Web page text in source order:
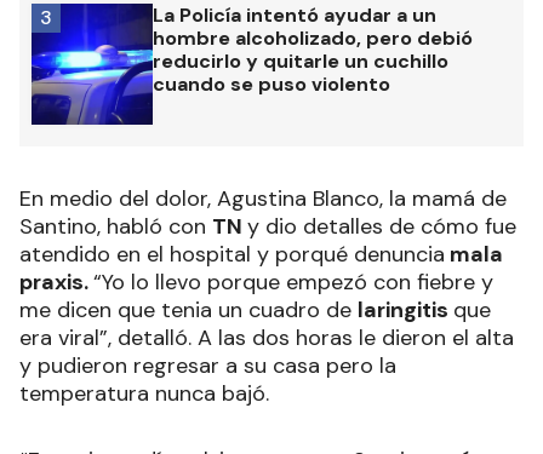
La Policía intentó ayudar a un
hombre alcoholizado, pero debió
reducirlo y quitarle un cuchillo
cuando se puso violento
3
En medio del dolor, Agustina Blanco, la mamá de
Santino, habló con TN y dio detalles de cómo fue
atendido en el hospital y porqué denuncia mala
praxis.“Yo lo llevo porque empezó con fiebre y
me dicen que tenia un cuadro de laringitis que
era viral”, detalló. A las dos horas le dieron el alta
y pudieron regresar a su casa pero la
temperatura nunca bajó.